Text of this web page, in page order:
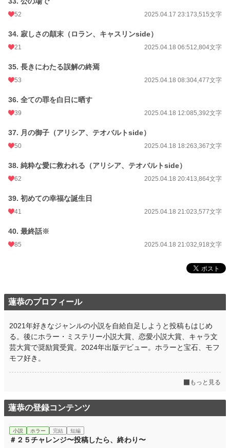
52 2025.04.17 23:173,515文字
34. 寂しさの顛末（ロラン、キャスリンside）
21 2025.04.18 06:512,804文字
35. 長きにわたる誤解の終焉
53 2025.04.18 08:304,477文字
36. 全ての罪を白日に晒す
39 2025.04.18 12:085,392文字
37. 月の御子（アリシア、テオバルトside）
50 2025.04.18 18:263,367文字
38. 純粋な愛に救われる（アリシア、テオバルトside）
62 2025.04.18 20:413,864文字
39. 初めての幸福な誕生日
41 2025.04.18 21:023,577文字
40. 最終話※
85 2025.04.18 21:032,918文字
蓮恭のプロフィール
2021年好きなジャンルの小説を自給自足しようと投稿もはじめ
る。後にホラー・ミステリー小説大賞、恋愛小説大賞、キャラ文
芸大賞で奨励賞受賞。2024年出版デビュー。ホラーと宝石、モフ
モフ好き。
もっと見る
蓮恭の登録コンテンツ
小説 ホラー 完結 短編
＃２５チャレンジ〜投稿したら、終わり〜